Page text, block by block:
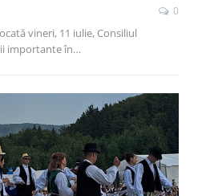
0
vineri, 11 iulie, Consiliul
importante în…